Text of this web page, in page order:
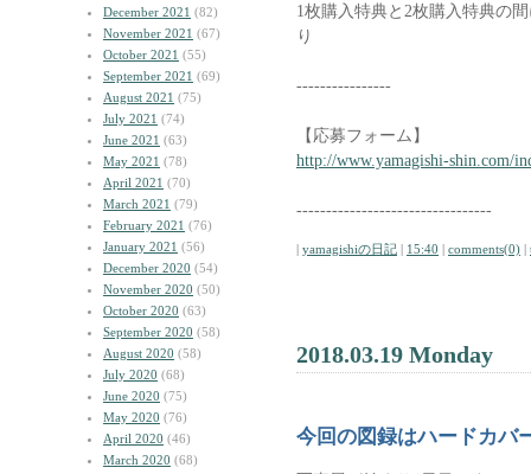
December 2021 (82)
November 2021 (67)
October 2021 (55)
September 2021 (69)
August 2021 (75)
July 2021 (74)
June 2021 (63)
May 2021 (78)
April 2021 (70)
March 2021 (79)
February 2021 (76)
January 2021 (56)
December 2020 (54)
November 2020 (50)
October 2020 (63)
September 2020 (58)
August 2020 (58)
July 2020 (68)
June 2020 (75)
May 2020 (76)
April 2020 (46)
March 2020 (68)
1枚購入特典と2枚購入特典の
り
----------------
【応募フォーム】
http://www.yamagishi-shin.com/
---------------------------------
| yamagishiの日記 | 15:40 | comments(0) |
2018.03.19 Monday
今回の図録はハードカバ